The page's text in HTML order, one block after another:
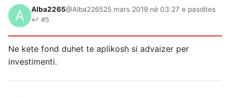
Alba2265@Alba226525 mars 2019 në 03:27 e pasdites
↩ #5
Ne kete fond duhet te aplikosh si advaizer per
investimenti.